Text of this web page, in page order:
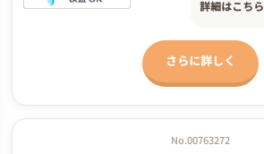
詳細はこちら
さらに詳しく
No.00763272